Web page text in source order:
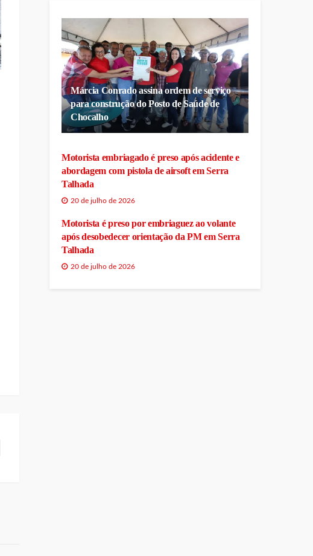
Márcia Conrado assina ordem de serviço
para construção do Posto de Saúde de
Chocalho
Motorista embriagado é preso após acidente e
abordagem com pistola de airsoft em Serra
Talhada
20 de julho de 2026
Motorista é preso por embriaguez ao volante
após desobedecer orientação da PM em Serra
Talhada
20 de julho de 2026